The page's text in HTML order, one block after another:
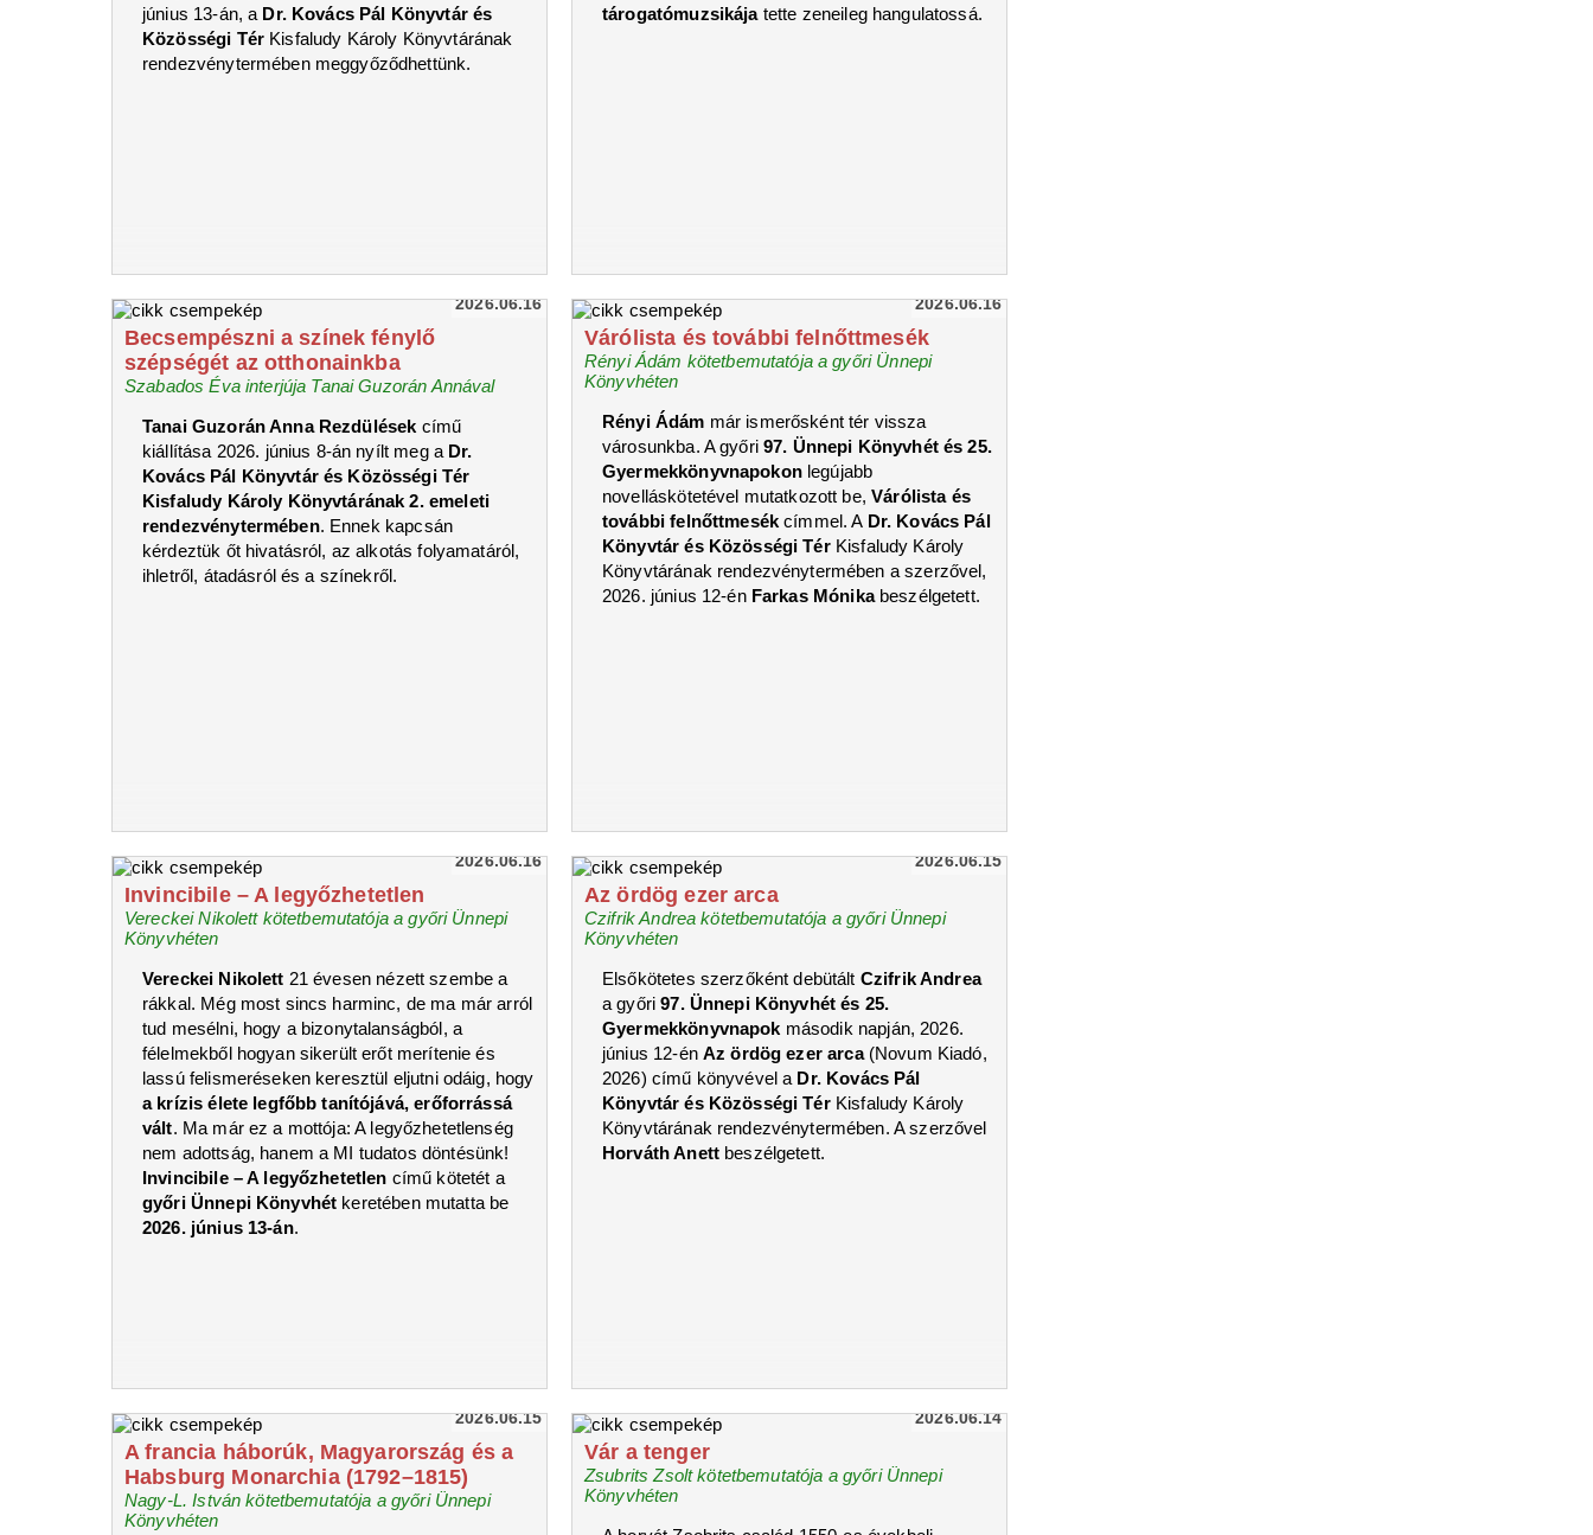
június 13-án, a Dr. Kovács Pál Könyvtár és
Közösségi Tér Kisfaludy Károly Könyvtárának
rendezvénytermében meggyőződhettünk.
tárogatómuzsikája tette zeneileg hangulatossá.
2026.06.16
Becsempészni a színek fénylő
szépségét az otthonainkba
Szabados Éva interjúja Tanai Guzorán Annával
Tanai Guzorán Anna Rezdülések című
kiállítása 2026. június 8-án nyílt meg a Dr.
Kovács Pál Könyvtár és Közösségi Tér
Kisfaludy Károly Könyvtárának 2. emeleti
rendezvénytermében. Ennek kapcsán
kérdeztük őt hivatásról, az alkotás folyamatáról,
ihletről, átadásról és a színekről.
2026.06.16
Várólista és további felnőttmesék
Rényi Ádám kötetbemutatója a győri Ünnepi
Könyvhéten
Rényi Ádám már ismerősként tér vissza
városunkba. A győri 97. Ünnepi Könyvhét és 25.
Gyermekkönyvnapokonlegújabb
novelláskötetével mutatkozott be,Várólista és
további felnőttmesék címmel. A Dr. Kovács Pál
Könyvtár és Közösségi Tér Kisfaludy Károly
Könyvtárának rendezvénytermében a szerzővel,
2026. június 12-én Farkas Mónikabeszélgetett.
2026.06.16
Invincibile – A legyőzhetetlen
Vereckei Nikolett kötetbemutatója a győri Ünnepi
Könyvhéten
Vereckei Nikolett 21 évesen nézett szembe a
rákkal. Még most sincs harminc, de ma már arról
tud mesélni, hogy a bizonytalanságból, a
félelmekből hogyan sikerült erőt merítenie és
lassú felismeréseken keresztül eljutni odáig, hogy
a krízis élete legfőbb tanítójává, erőforrássá
vált. Ma már ez a mottója: A legyőzhetetlenség
nem adottság, hanem a MI tudatos döntésünk!
Invincibile – A legyőzhetetlen című kötetét a
győri Ünnepi Könyvhét keretében mutatta be
2026. június 13-án.
2026.06.15
Az ördög ezer arca
Czifrik Andrea kötetbemutatója a győri Ünnepi
Könyvhéten
Elsőkötetes szerzőként debütált Czifrik Andrea
a győri97. Ünnepi Könyvhét és 25.
Gyermekkönyvnapok második napján, 2026.
június 12-én Az ördög ezer arca(Novum Kiadó,
2026) című könyvével a Dr. Kovács Pál
Könyvtár és Közösségi TérKisfaludy Károly
Könyvtárának rendezvénytermében. A szerzővel
Horváth Anettbeszélgetett.
2026.06.15
A francia háborúk, Magyarország és a
Habsburg Monarchia (1792–1815)
Nagy-L. István kötetbemutatója a győri Ünnepi
Könyvhéten
2026.06.14
Vár a tenger
Zsubrits Zsolt kötetbemutatója a győri Ünnepi
Könyvhéten